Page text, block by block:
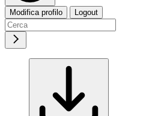
Modifica profilo Logout